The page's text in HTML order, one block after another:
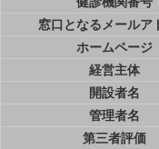
窓口となるメールア
ホームページ
経営主体
開設者名
管理者名
第三者評価